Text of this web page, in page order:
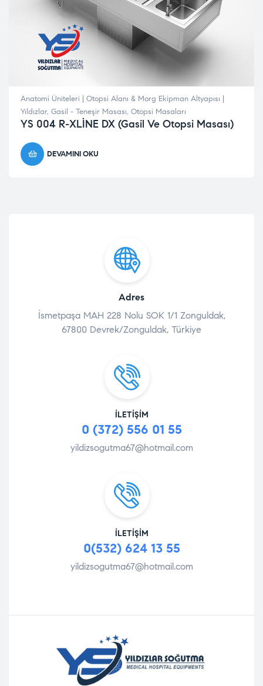
Anatomi Üniteleri | Otopsi Alanı & Morg Ekipman Altyapısı |
Yıldızlar, Gasil - Teneşir Masası, Otopsi Masaları
YS 004 R-XLİNE DX (Gasil Ve Otopsi Masası)
DEVAMINI OKU
Adres
İsmetpaşa MAH 228 Nolu SOK 1/1 Zonguldak,
67800 Devrek/Zonguldak, Türkiye
İLETIŞIM
0 (372) 556 01 55
yildizsogutma67@hotmail.com
İLETIŞIM
0(532) 624 13 55
yildizsogutma67@hotmail.com